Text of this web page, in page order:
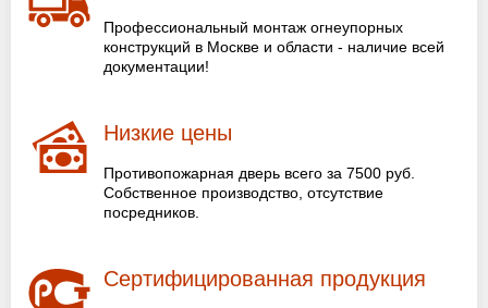
Профессиональный монтаж огнеупорных
конструкций в Москве и области - наличие всей
документации!
Низкие цены
Противопожарная дверь всего за 7500 руб.
Собственное производство, отсутствие
посредников.
Сертифицированная продукция